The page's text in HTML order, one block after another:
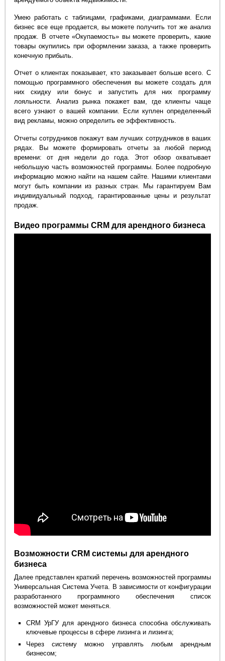
Умею работать с таблицами, графиками, диаграммами. Если
бизнес все еще продается, вы можете получить тот же анализ
продаж. В отчете «Окупаемость» вы можете проверить, какие
товары окупились при оформлении заказа, а также проверить
конечную прибыль.
Отчет о клиентах показывает, кто заказывает больше всего. С
помощью программного обеспечения вы можете создать для
них скидку или бонус и запустить для них программу
лояльности. Анализ рынка покажет вам, где клиенты чаще
всего узнают о вашей компании. Если куплен определенный
вид рекламы, можно определить ее эффективность.
Отчеты сотрудников покажут вам лучших сотрудников в ваших
рядах. Вы можете формировать отчеты за любой период
времени: от дня недели до года. Этот обзор охватывает
небольшую часть возможностей программы. Более подробную
информацию можно найти на нашем сайте. Нашими клиентами
могут быть компании из разных стран. Мы гарантируем Вам
индивидуальный подход, гарантированные цены и результат
продаж.
Видео программы CRM для арендного бизнеса
Возможности CRM системы для арендного
бизнеса
Далее представлен краткий перечень возможностей программы
Универсальная Система Учета. В зависимости от конфигурации
разработанного программного обеспечения список
возможностей может меняться.
CRM УрГУ для арендного бизнеса способна обслуживать
ключевые процессы в сфере лизинга и лизинга;
Через систему можно управлять любым арендным
бизнесом;